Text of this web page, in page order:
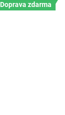
Doprava zdarma